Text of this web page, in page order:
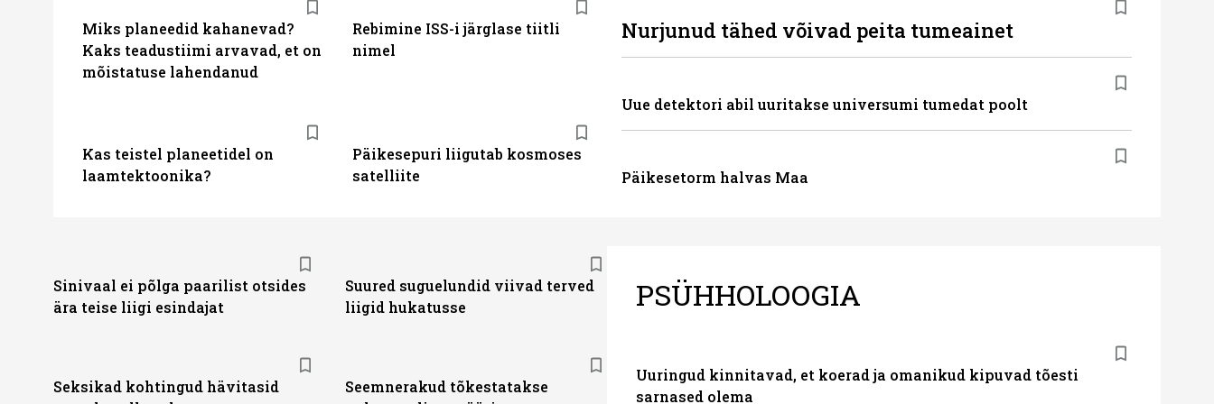
Miks planeedid kahanevad?
Kaks teadustiimi arvavad, et on
mõistatuse lahendanud
Rebimine ISS-i järglase tiitli
nimel
Nurjunud tähed võivad peita tumeainet
Uue detektori abil uuritakse universumi tumedat poolt
Päikesetorm halvas Maa
Kas teistel planeetidel on
laamtektoonika?
Päikesepuri liigutab kosmoses
satelliite
Sinivaal ei põlga paarilist otsides
ära teise liigi esindajat
Suured suguelundid viivad terved
liigid hukatusse
Seksikad kohtingud hävitasid
Seemnerakud tõkestatakse
PSÜHHOLOOGIA
Uuringud kinnitavad, et koerad ja omanikud kipuvad tõesti
sarnased olema